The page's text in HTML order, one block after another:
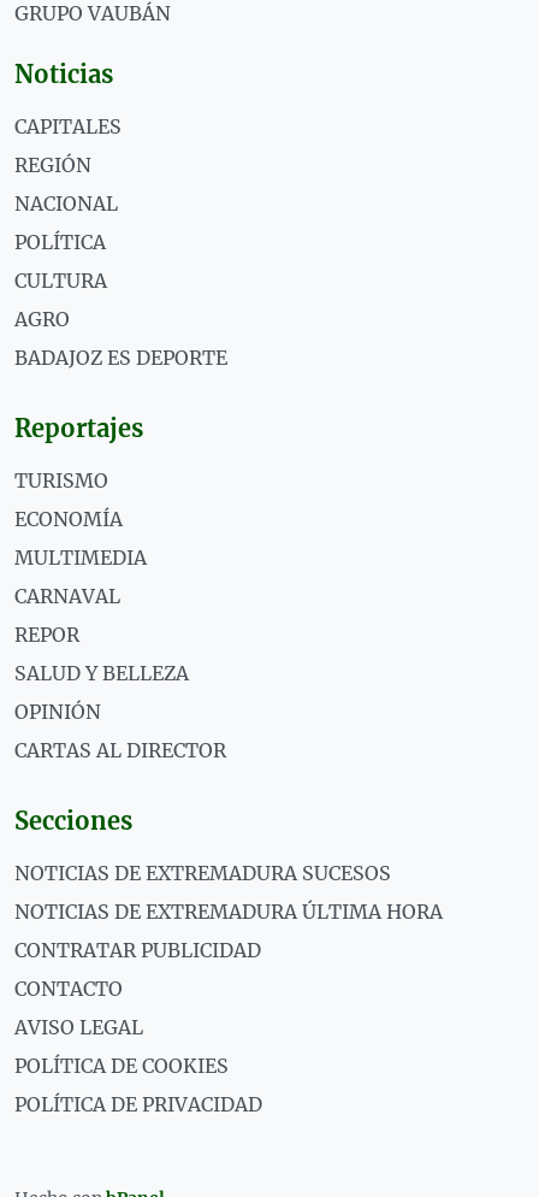
GRUPO VAUBÁN
Noticias
CAPITALES
REGIÓN
NACIONAL
POLÍTICA
CULTURA
AGRO
BADAJOZ ES DEPORTE
Reportajes
TURISMO
ECONOMÍA
MULTIMEDIA
CARNAVAL
REPOR
SALUD Y BELLEZA
OPINIÓN
CARTAS AL DIRECTOR
Secciones
NOTICIAS DE EXTREMADURA SUCESOS
NOTICIAS DE EXTREMADURA ÚLTIMA HORA
CONTRATAR PUBLICIDAD
CONTACTO
AVISO LEGAL
POLÍTICA DE COOKIES
POLÍTICA DE PRIVACIDAD